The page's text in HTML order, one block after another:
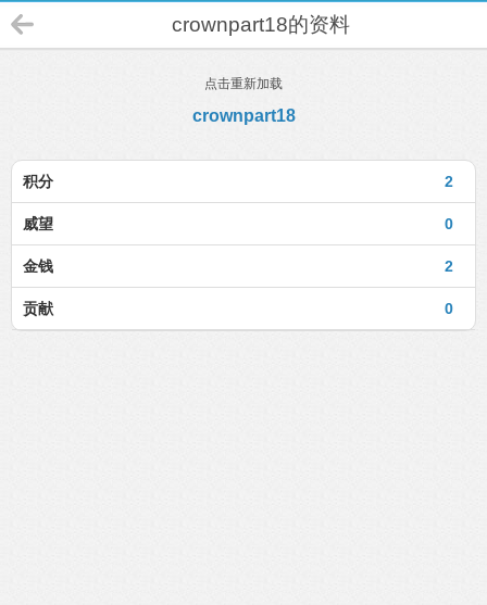
crownpart18的资料
点击重新加载
crownpart18
2
积分
0
威望
2
金钱
0
贡献